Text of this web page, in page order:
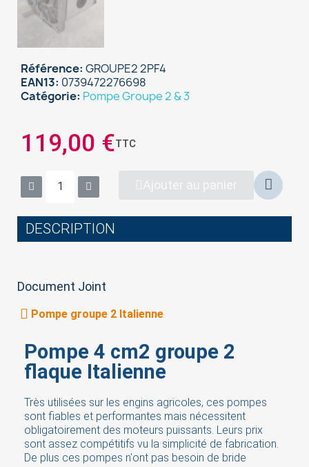
Référence GROUPE2 2PF4
EAN13 0739472276698
Catégorie Pompe Groupe 2 & 3
119,00 €TTC
Ajouter au panier
DESCRIPTION
Document Joint
Pompe groupe 2 Italienne
Pompe 4 cm2 groupe 2
flaque Italienne
Très utilisées sur les engins agricoles, ces pompes
sont fiables et performantes mais nécessitent
obligatoirement des moteurs puissants. Leurs prix
sont assez compétitifs vu la simplicité de fabrication.
De plus ces pompes n'ont pas besoin de bride
Sign in